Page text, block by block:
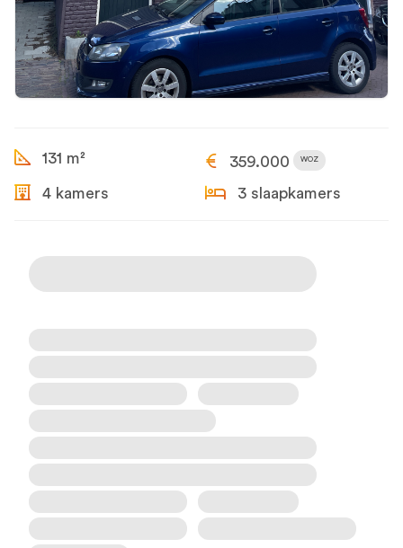
131 m² 359.000 WOZ
4 kamers 3 slaapkamers